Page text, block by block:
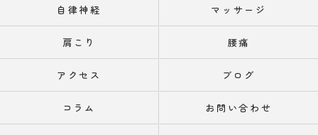
自律神経 マッサージ
肩こり 腰痛
アクセス ブログ
コラム お問い合わせ